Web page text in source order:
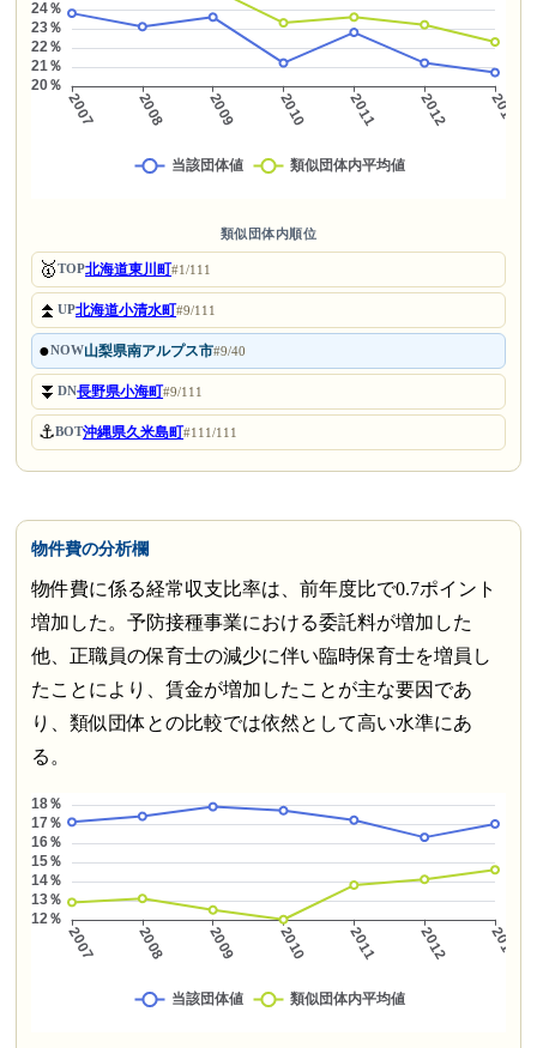
類似団体内順位
🥇TOP北海道東川町#1/111
⏫UP北海道小清水町#9/111
●NOW山梨県南アルプス市#9/40
⏬DN長野県小海町#9/111
⚓BOT沖縄県久米島町#111/111
物件費の分析欄
物件費に係る経常収支比率は、前年度比で0.7ポイント
増加した。予防接種事業における委託料が増加した
他、正職員の保育士の減少に伴い臨時保育士を増員し
たことにより、賃金が増加したことが主な要因であ
り、類似団体との比較では依然として高い水準にあ
る。